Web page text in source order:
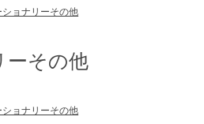
ショナリーその他
ーその他
ショナリーその他